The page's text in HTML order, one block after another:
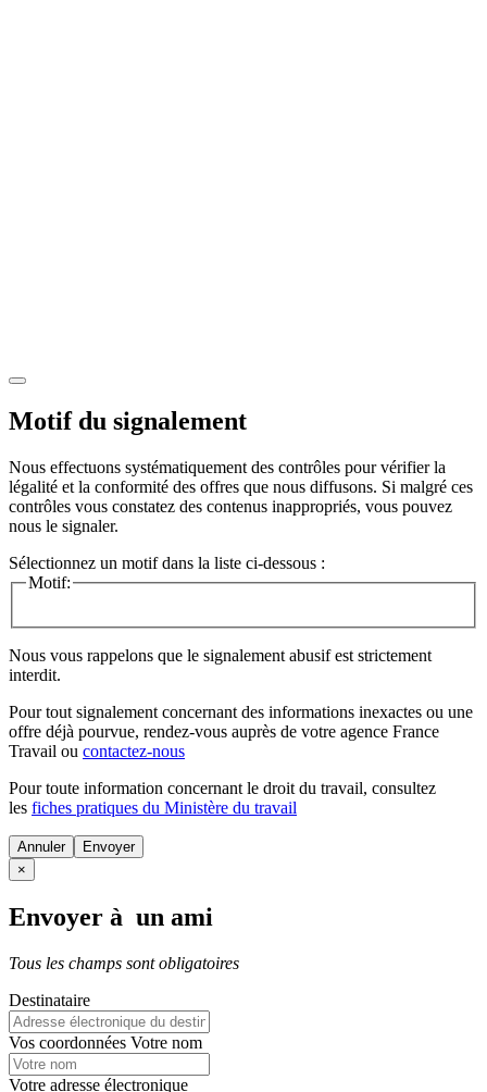
Motif du signalement
Nous effectuons systématiquement des contrôles pour vérifier la
légalité et la conformité des offres que nous diffusons. Si malgré ces
contrôles vous constatez des contenus inappropriés, vous pouvez
nous le signaler.
Sélectionnez un motif dans la liste ci-dessous :
Motif:
Nous vous rappelons que le signalement abusif est strictement
interdit.
Pour tout signalement concernant des informations inexactes ou une
offre déjà pourvue, rendez-vous auprès de votre agence France
Travail ou contactez-nous
Pour toute information concernant le droit du travail, consultez
les fiches pratiques du Ministère du travail
Annuler
×
Envoyer à un ami
Tous les champs sont obligatoires
Destinataire
Vos coordonnées Votre nom
Votre adresse électronique